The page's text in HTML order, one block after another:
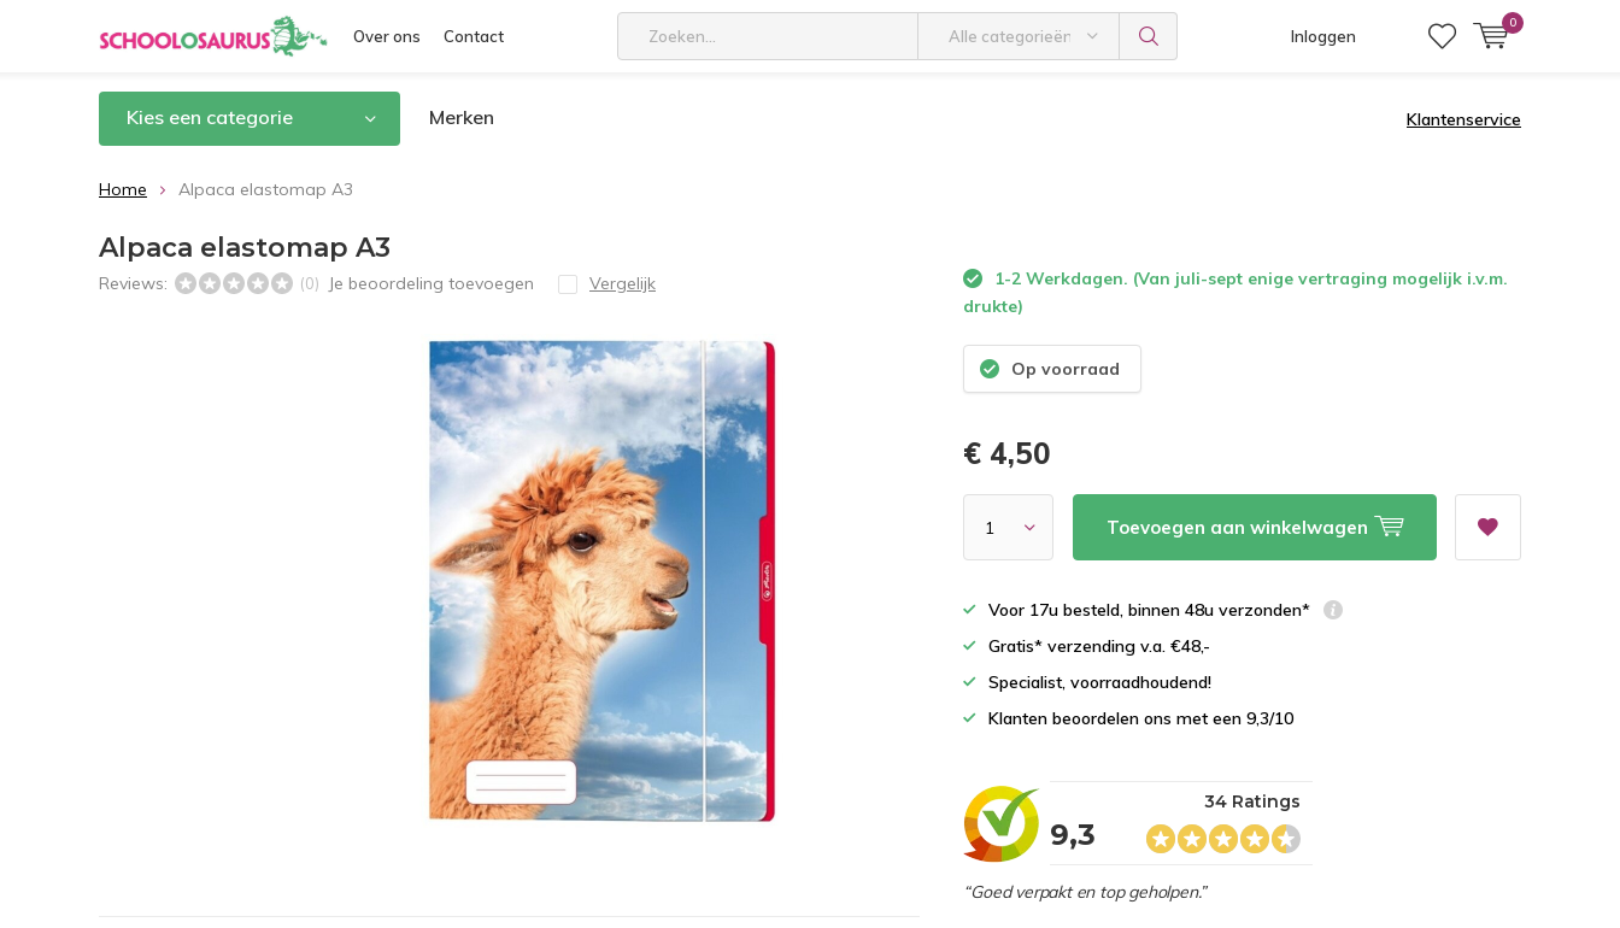
Over ons Contact Alle categorieën Inloggen
0
Kies een categorie Merken Klantenservice
Home Alpaca elastomap A3
Alpaca elastomap A3
Reviews: (0) Je beoordeling toevoegen Vergelijk
1-2 Werkdagen. (Van juli-sept enige vertraging mogelijk i.v.m.
drukte)
Op voorraad
€ 4,50
Toevoegen aan winkelwagen
Voor 17u besteld, binnen 48u verzonden*
Gratis* verzending v.a. €48,-
Specialist, voorraadhoudend!
Klanten beoordelen ons met een 9,3/10
9,3
34 Ratings
“Goed verpakt en top geholpen.”